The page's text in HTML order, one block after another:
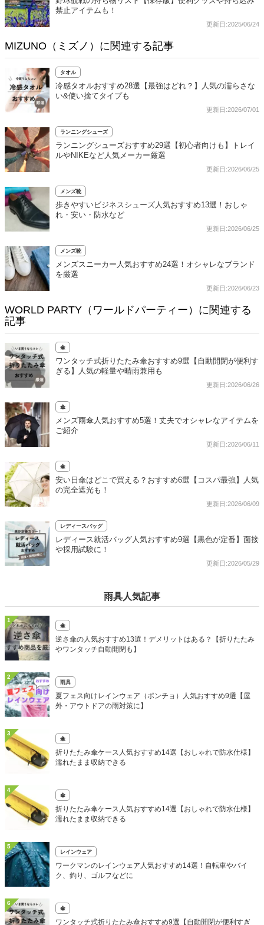
禁止アイテムも！
更新日:2025/06/24
MIZUNO（ミズノ）に関連する記事
タオル
冷感タオルおすすめ28選【最強はどれ？】人気の濡らさな
い&使い捨てタイプも
更新日:2026/07/01
ランニングシューズ
ランニングシューズおすすめ29選【初心者向けも】トレイ
ルやNIKEなど人気メーカー厳選
更新日:2026/06/25
メンズ靴
歩きやすいビジネスシューズ人気おすすめ13選！おしゃ
れ・安い・防水など
更新日:2026/06/25
メンズ靴
メンズスニーカー人気おすすめ24選！オシャレなブランド
を厳選
更新日:2026/06/23
WORLD PARTY（ワールドパーティー）に関連する
記事
傘
ワンタッチ式折りたたみ傘おすすめ9選【自動開閉が便利す
ぎる】人気の軽量や晴雨兼用も
更新日:2026/06/26
傘
メンズ雨傘人気おすすめ5選！丈夫でオシャレなアイテムを
ご紹介
更新日:2026/06/11
傘
安い日傘はどこで買える？おすすめ6選【コスパ最強】人気
の完全遮光も！
更新日:2026/06/09
レディースバッグ
レディース就活バッグ人気おすすめ9選【黒色が定番】面接
や採用試験に！
更新日:2026/05/29
雨具人気記事
1
傘
逆さ傘の人気おすすめ13選！デメリットはある？【折りたたみ
やワンタッチ自動開閉も】
2
雨具
夏フェス向けレインウェア（ポンチョ）人気おすすめ9選【屋
外・アウトドアの雨対策に】
3
傘
折りたたみ傘ケース人気おすすめ14選【おしゃれで防水仕様】
濡れたまま収納できる
4
傘
折りたたみ傘ケース人気おすすめ14選【おしゃれで防水仕様】
濡れたまま収納できる
5
レインウェア
ワークマンのレインウェア人気おすすめ14選！自転車やバイ
ク、釣り、ゴルフなどに
6
傘
ワンタッチ式折りたたみ傘おすすめ9選【自動開閉が便利すぎ